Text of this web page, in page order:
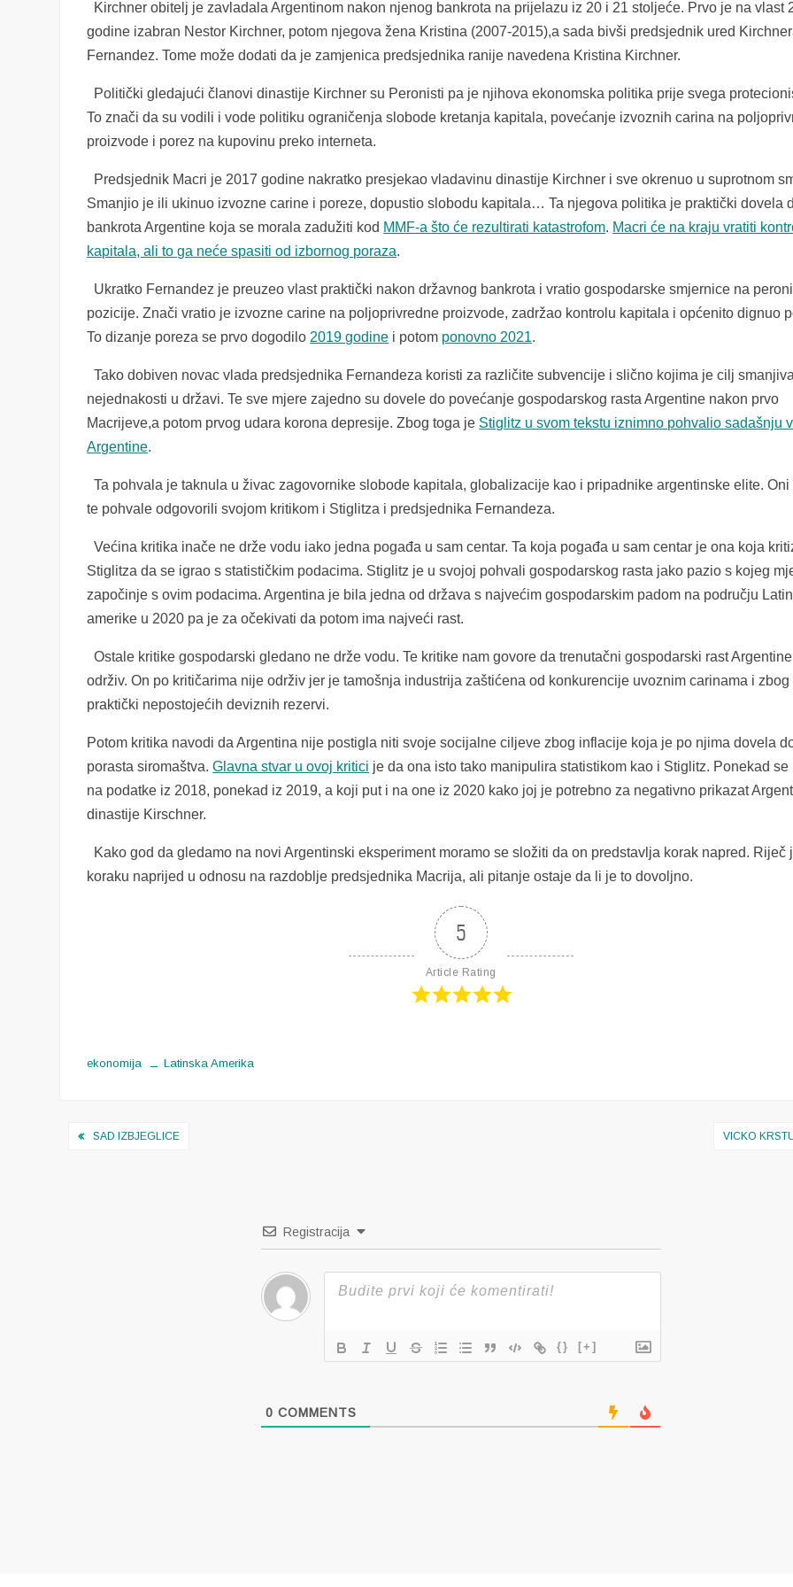
Kirchner obitelj je zavladala Argentinom nakon njenog bankrota na prijelazu iz 20 i 21 stoljeće. Prvo je na vlast
godine izabran Nestor Kirchner, potom njegova žena Kristina (2007-2015),a sada bivši predsjednik ured
Fernandez. Tome može dodati da je zamjenica predsjednika ranije navedena Kristina Kirchner.
Politički gledajući članovi dinastije Kirchner su Peronisti pa je njihova ekonomska politika prije svega
To znači da su vodili i vode politiku ograničenja slobode kretanja kapitala, povećanje izvoznih carina na
proizvode i porez na kupovinu preko interneta.
Predsjednik Macri je 2017 godine nakratko presjekao vladavinu dinastije Kirchner i sve okrenuo u suprotnom
Smanjio je ili ukinuo izvozne carine i poreze, dopustio slobodu kapitala… Ta njegova politika je praktički dovela
bankrota Argentine koja se morala zadužiti kod MMF-ašto će rezultirati katastrofom. Macri će na kraju vratiti
kapitala, ali to ga neće spasiti od izbornog poraza.
Ukratko Fernandez je preuzeo vlast praktički nakon državnog bankrota i vratio gospodarske smjernice na
pozicije. Znači vratio je izvozne carine na poljoprivredne proizvode, zadržao kontrolu kapitala i općenito dignuo
To dizanje poreza se prvo dogodilo 2019 godine i potom ponovno 2021.
Tako dobiven novac vlada predsjednika Fernandeza koristi za različite subvencije i slično kojima je cilj
nejednakosti u državi. Te sve mjere zajedno su dovele do povećanje gospodarskog rasta Argentine nakon prvo
Macrijeve,a potom prvog udara korona depresije. Zbog toga je Stiglitz u svom tekstu iznimno pohvalio sadašnju
Argentine.
Ta pohvala je taknula u živac zagovornike slobode kapitala, globalizacije kao i pripadnike argentinske elite. Oni
te pohvale odgovorili svojom kritikom i Stiglitza i predsjednika Fernandeza.
Većina kritika inače ne drže vodu iako jedna pogađa u sam centar. Ta koja pogađa u sam centar je ona koja
Stiglitza da se igrao s statističkim podacima. Stiglitz je u svojoj pohvali gospodarskog rasta jako pazio s kojeg
započinje s ovim podacima. Argentina je bila jedna od država s najvećim gospodarskim padom na području
amerike u 2020 pa je za očekivati da potom ima najveći rast.
Ostale kritike gospodarski gledano ne drže vodu. Te kritike nam govore da trenutačni gospodarski rast
održiv. On po kritičarima nije održiv jer je tamošnja industrija zaštićena od konkurencije uvoznim carinama i zbog
praktički nepostojećih deviznih rezervi.
Potom kritika navodi da Argentina nije postigla niti svoje socijalne ciljeve zbog inflacije koja je po njima dovela
porasta siromaštva.Glavna stvar u ovoj kritici je da ona isto tako manipulira statistikom kao i Stiglitz. Ponekad se
na podatke iz 2018, ponekad iz 2019, a koji put i na one iz 2020 kako joj je potrebno za negativno prikazat
dinastije Kirschner.
Kako god da gledamo na novi Argentinski eksperiment moramo se složiti da on predstavlja korak napred. Riječ
koraku naprijed u odnosu na razdoblje predsjednika Macrija, ali pitanje ostaje da li je to dovoljno.
5
Article Rating
ekonomija Latinska Amerika
Navigacija
SAD IZBJEGLICE VICKO
Registracija
{} [+]
0 COMMENTS